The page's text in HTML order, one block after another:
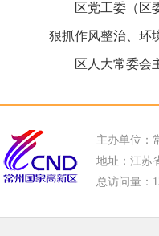
区党工委（区
狠抓作风整治、环
区人大常委会
主办单位：
地址：江苏
总访问量：